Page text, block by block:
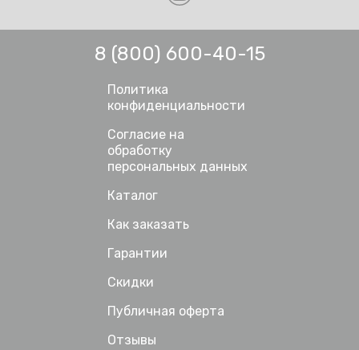
Каталог
Как заказать
Гарантии
Скидки
Публичная оферта
Отзывы
8 (800) 600-40-15
Политика
конфиденциальности
Согласие на
обработку
персональных данных